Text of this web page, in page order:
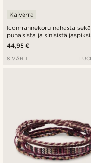
Icon-rannekoru nahasta sekä
punaisista ja sinisistä
Kaiverra
44,95 €
8 VÄRIT